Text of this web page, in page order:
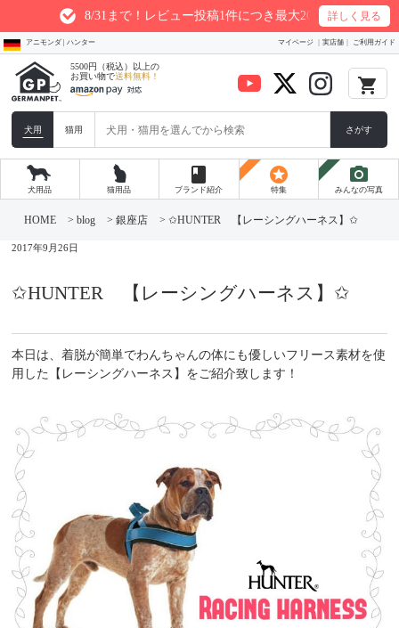
8/31まで！レビュー投稿1件につき最大200ptプレゼント
詳しく見る
アニモンダ | ハンター マイページ 実店舗 ご利用ガイド
5500円（税込）以上の
お買い物で送料無料！ local_grocery_store
犬用 猫用 さがす
犬用品 猫用品
book
ブランド紹介
stars
特集
photo_camera
みんなの写真
ン
HOME > blog > 銀座店 > ✩HUNTER 【レーシングハーネス】✩
2017年9月26日
✩HUNTER 【レーシングハーネス】✩
本日は、着脱が簡単でわんちゃんの体にも優しいフリース素材を使
用した【レーシングハーネス】をご紹介致します！